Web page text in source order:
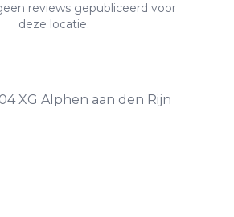
reviews gepubliceerd voor
deze locatie.
XG Alphen aan den Rijn